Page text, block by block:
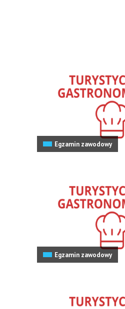
Egzamin zawodowy
Egzamin zawodowy